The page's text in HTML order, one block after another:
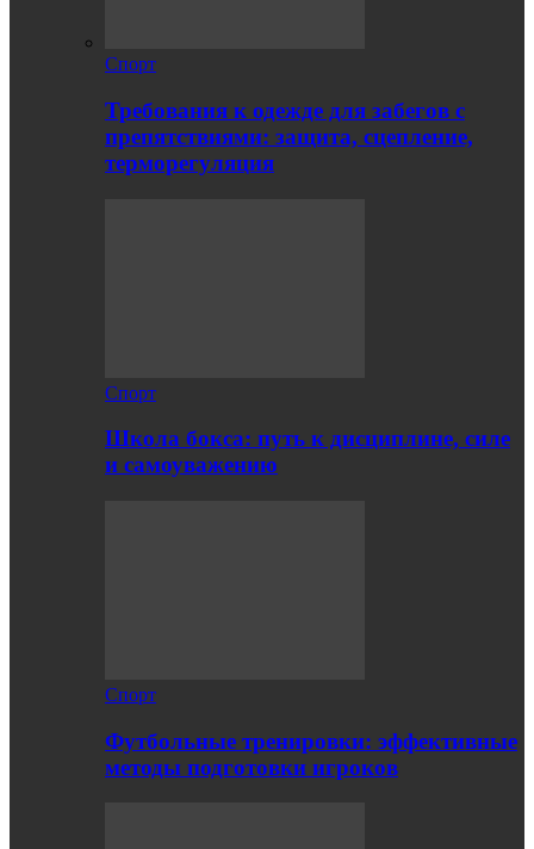
Спорт
Требования к одежде для забегов с
препятствиями: защита, сцепление,
терморегуляция
Спорт
Школа бокса: путь к дисциплине, силе
и самоуважению
Спорт
Футбольные тренировки: эффективные
методы подготовки игроков